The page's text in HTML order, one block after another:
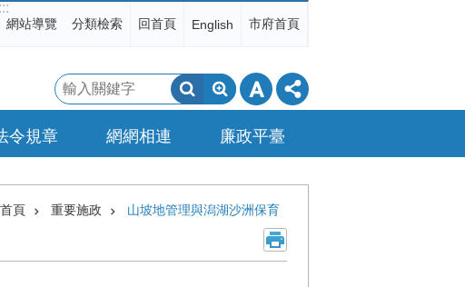
:::
網站導覽 分類檢索 回首頁 English 市府首頁
搜
尋
令規章 網網相連 廉政平臺
首頁 重要施政 山坡地管理與潟湖沙洲保育